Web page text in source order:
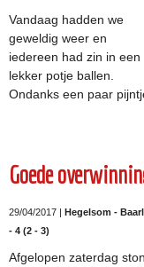
Vandaag hadden we
geweldig weer en
iedereen had zin in een
lekker potje ballen.
Ondanks een paar
Goede
29/04/2017 | Hegelsom -
- 4 (2 - 3)
Afgelopen zaterdag